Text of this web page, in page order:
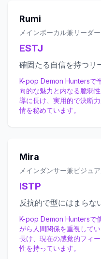
Rumi
メインボーカル兼リーダー
ESTJ
確固たる自信を持つリ
K-pop Demon Huntersで
向的な魅力と内なる脆弱
導に長け、実用的で決断
情を秘めています。
Mira
メインダンサー兼ビジュ
ISTP
反抗的で型にはまらな
K-pop Demon Huntersで
がら人間関係を重視して
長け、現在の感覚的フィ
性を持っています。